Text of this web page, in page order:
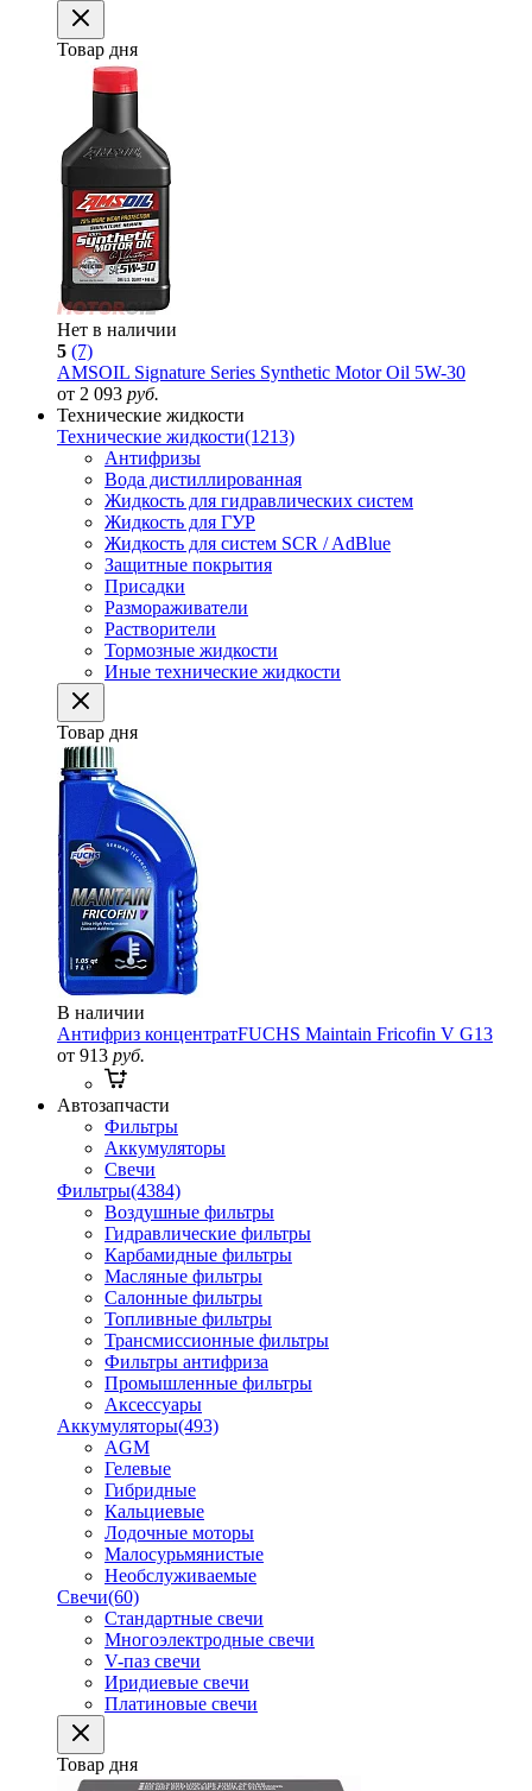
Товар дня
Нет в наличии
5 (7)
AMSOIL Signature Series Synthetic Motor Oil 5W-30
от 2 093 руб.
Технические жидкости
Технические жидкости(1213)
Антифризы
Вода дистиллированная
Жидкость для гидравлических систем
Жидкость для ГУР
Жидкость для систем SCR / AdBlue
Защитные покрытия
Присадки
Размораживатели
Растворители
Тормозные жидкости
Иные технические жидкости
Товар дня
В наличии
Антифриз концентратFUCHS Maintain Fricofin V G13
от 913 руб.
Автозапчасти
Фильтры
Аккумуляторы
Свечи
Фильтры(4384)
Воздушные фильтры
Гидравлические фильтры
Карбамидные фильтры
Масляные фильтры
Салонные фильтры
Топливные фильтры
Трансмиссионные фильтры
Фильтры антифриза
Промышленные фильтры
Аксессуары
Аккумуляторы(493)
AGM
Гелевые
Гибридные
Кальциевые
Лодочные моторы
Малосурьмянистые
Необслуживаемые
Свечи(60)
Стандартные свечи
Многоэлектродные свечи
V-паз свечи
Иридиевые свечи
Платиновые свечи
Товар дня